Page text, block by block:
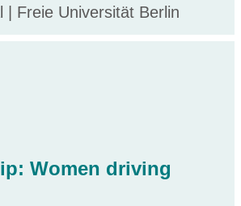
| Freie Universität Berlin
Women driving